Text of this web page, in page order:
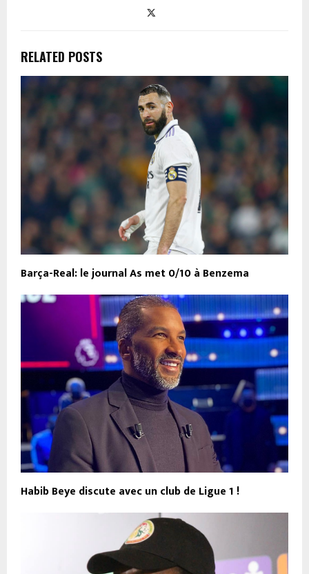
RELATED POSTS
Barça-Real: le journal As met 0/10 à Benzema
Habib Beye discute avec un club de Ligue 1 !